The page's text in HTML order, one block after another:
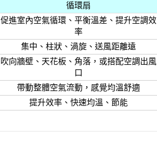
循環扇
促進室內空氣循環、平衡溫差、提升空調效
率
集中、柱狀、渦旋、送風距離遠
吹向牆壁、天花板、角落，或搭配空調出風
口
帶動整體空氣流動，感覺均溫舒適
提升效率、快速均溫、節能